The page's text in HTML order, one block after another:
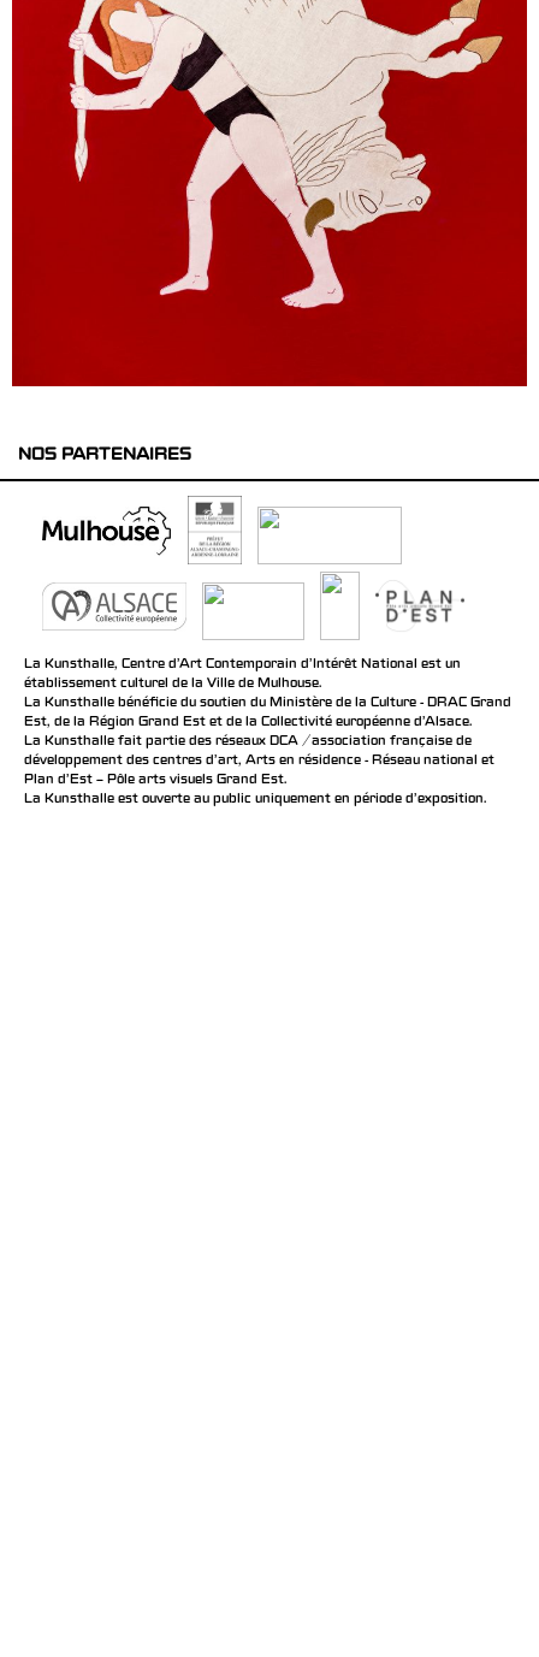
NOS PARTENAIRES
La Kunsthalle, Centre d’Art Contemporain d’Intérêt National est un
établissement culturel de la Ville de Mulhouse.
La Kunsthalle bénéficie du soutien du Ministère de la Culture - DRAC Grand
Est, de la Région Grand Est et de la Collectivité européenne d’Alsace.
La Kunsthalle fait partie des réseaux DCA / association française de
développement des centres d'art, Arts en résidence - Réseau national et
Plan d’Est – Pôle arts visuels Grand Est.
La Kunsthalle est ouverte au public uniquement en période d'exposition.